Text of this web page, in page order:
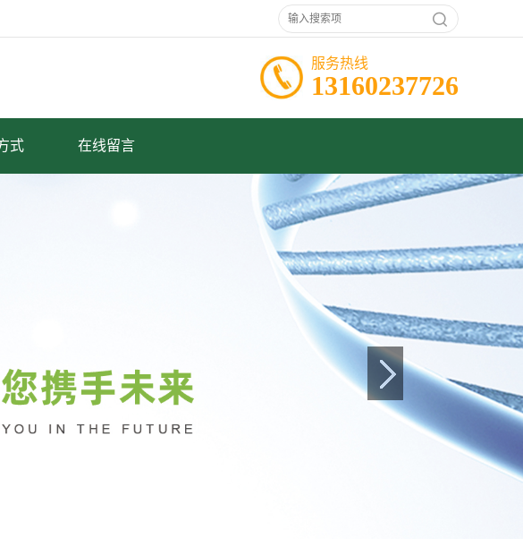
服务热线
13160237726
式 在线留言